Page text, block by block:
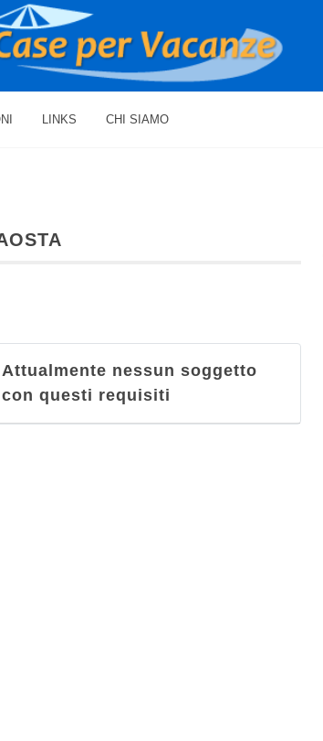
LINKS CHI SIAMO
Attualmente nessun soggetto
con questi requisiti